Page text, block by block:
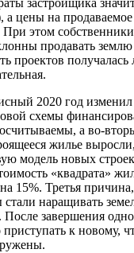
застройщика
а цены на
этом
продавать
проектов
2020 год
схемы
а во-
жилье
модель новых
«квадрата»
15%. Третья
стали наращивать
завершения
к новому,